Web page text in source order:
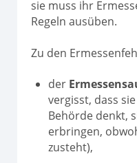
sie muss ihr
Regeln ausüben.
Zu den
der
vergisst, dass
Behörde denkt,
erbringen,
zusteht),